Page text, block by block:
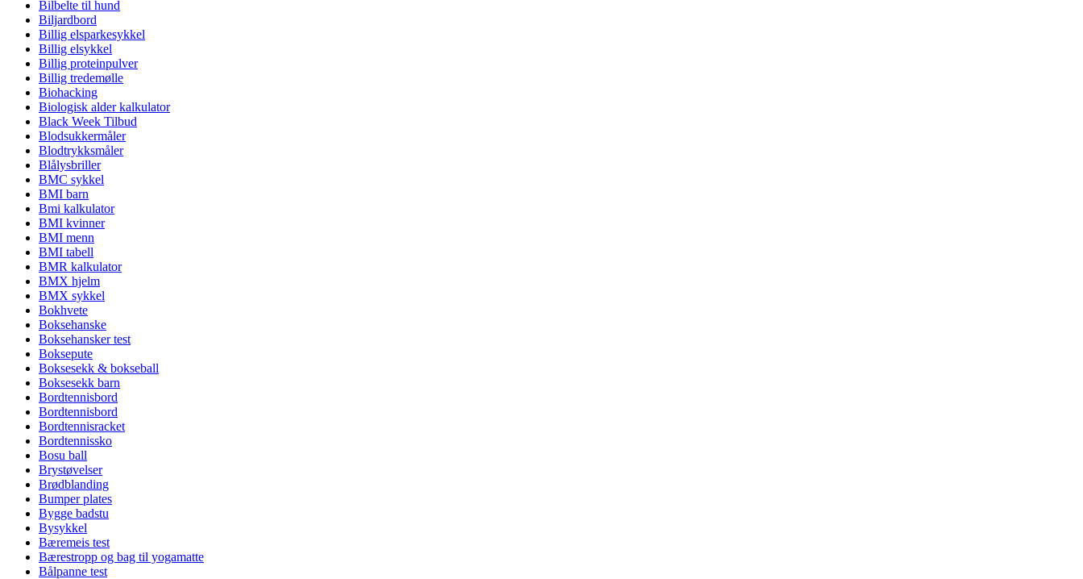
Bilbelte til hund
Biljardbord
Billig elsparkesykkel
Billig elsykkel
Billig proteinpulver
Billig tredemølle
Biohacking
Biologisk alder kalkulator
Black Week Tilbud
Blodsukkermåler
Blodtrykksmåler
Blålysbriller
BMC sykkel
BMI barn
Bmi kalkulator
BMI kvinner
BMI menn
BMI tabell
BMR kalkulator
BMX hjelm
BMX sykkel
Bokhvete
Boksehanske
Boksehansker test
Boksepute
Boksesekk & bokseball
Boksesekk barn
Bordtennisbord
Bordtennisbord
Bordtennisracket
Bordtennissko
Bosu ball
Brystøvelser
Brødblanding
Bumper plates
Bygge badstu
Bysykkel
Bæremeis test
Bærestropp og bag til yogamatte
Bålpanne test